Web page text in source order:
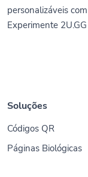
personalizáveis
Experimente
Soluções
Códigos QR
Páginas Biológicas